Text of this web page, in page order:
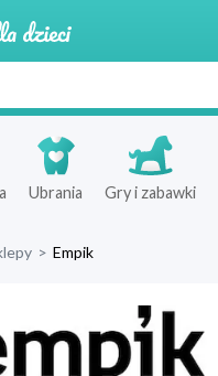
Produkty
Sklepy
Ubrania Gry i zabawki
> Empik